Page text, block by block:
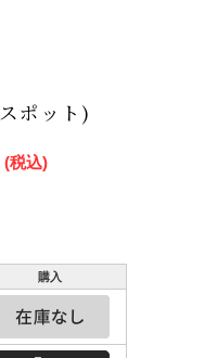
ポット)
(税込)
購入